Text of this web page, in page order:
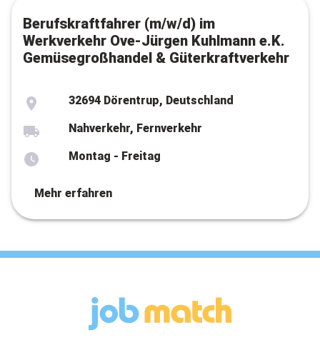
Berufskraftfahrer (m/w/d) im
Werkverkehr Ove-Jürgen Kuhlmann e.K.
Gemüsegroßhandel & Güterkraftverkehr
32694 Dörentrup, Deutschland
Nahverkehr, Fernverkehr
Montag - Freitag
Mehr erfahren